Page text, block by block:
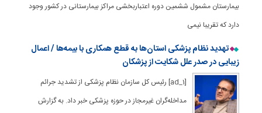
بیمارستان مشمول ششمین دوره اعتباربخشی مراکز بیمارستانی در کشور وجود
دارد که تقریبا نیمی
تهدید نظام پزشکی استان‌ها به قطع همکاری با بیمه‌ها / اعمال
زیبایی در صدر علل شکایت از پزشکان
[ad_1] رئیس کل سازمان نظام پزشکی از تشدید جرائم
مداخله‌گران غیرمجاز در حوزه پزشکی خبر داد. به گزارش